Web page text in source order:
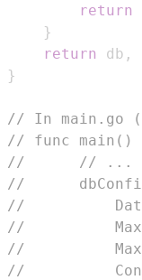
return
}
return
db ,
}
// In main.go
// func main()
//      // ... get
//
//
//
//
//